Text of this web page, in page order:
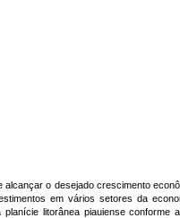
o desejado crescimento
em vários setores da
litorânea piauiense conforme